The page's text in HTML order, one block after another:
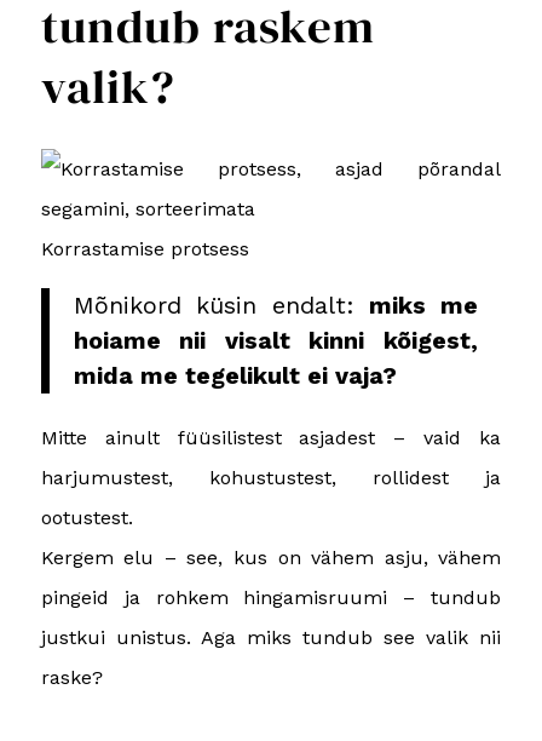
tundub raskem
valik?
Korrastamise protsess
Mõnikord küsin endalt: miks me
hoiame nii visalt kinni kõigest,
mida me tegelikult ei vaja?
Mitte ainult füüsilistest asjadest – vaid ka
harjumustest, kohustustest, rollidest ja
ootustest.
Kergem elu – see, kus on vähem asju, vähem
pingeid ja rohkem hingamisruumi – tundub
justkui unistus. Aga miks tundub see valik nii
raske?